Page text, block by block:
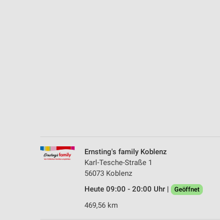
Ernsting's family Koblenz
Karl-Tesche-Straße 1
56073 Koblenz
Heute 09:00 - 20:00 Uhr |
Geöffnet
469,56 km
Notwendig